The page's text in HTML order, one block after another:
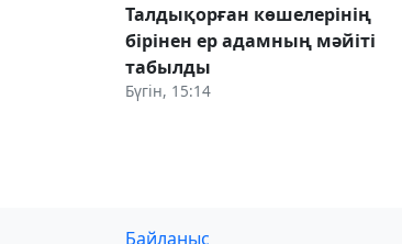
Талдықорған көшелерінің
бірінен ер адамның мәйіті
табылды
Бүгін, 15:14
Байланыс